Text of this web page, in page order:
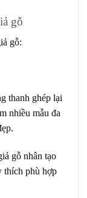
gỗ
gỗ:
thanh ghép lại
nhiều mẫu đa
gỗ nhân tạo
thích phù hợp